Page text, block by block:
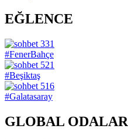
EĞLENCE
331
#FenerBahçe
521
#Beşiktaş
516
#Galatasaray
GLOBAL ODALAR